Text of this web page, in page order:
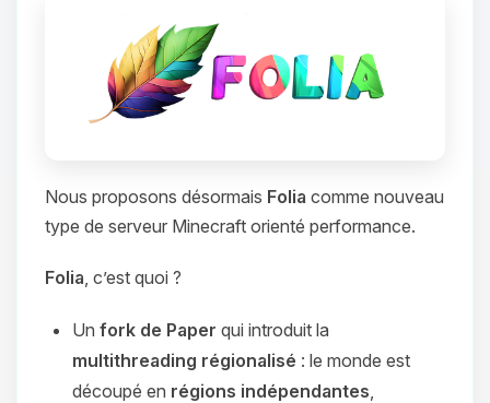
Nous proposons désormais Folia comme nouveau
type de serveur Minecraft orienté performance.
Folia , c’est quoi ?
Un fork de Paper qui introduit la
multithreading régionalisé : le monde est
découpé en régions indépendantes